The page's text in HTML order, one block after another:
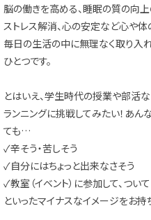
脳の働きを高める、睡眠の質の向
ストレス解消、心の安定など心や
毎日の生活の中に無理なく取り入
ひとつです。
とはいえ、学生時代の授業や部活
ランニングに挑戦してみたい！あん
ても…
✓辛そう・苦しそう
✓自分にはちょっと出来なさそう
✓教室（イベント）に参加して、つ
といったマイナスなイメージをお